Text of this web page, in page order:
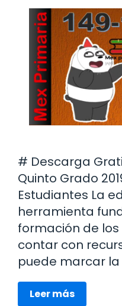
# Descarga
Quinto Grado
Estudiantes La
herramienta
formación de
contar con
puede marcar la
Leer más